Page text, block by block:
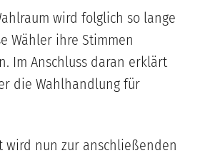
wird folglich so lange
Wähler ihre Stimmen
Im Anschluss daran erklärt
die Wahlhandlung für
wird nun zur anschließenden